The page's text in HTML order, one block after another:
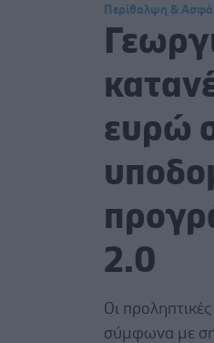
Περίθαλψη &
ευρώ
2.0
Οι
σύμφωνα με